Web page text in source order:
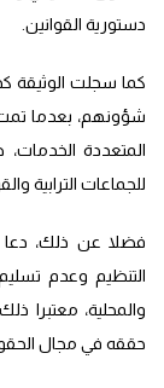
دستورية القوانين.
كما سجلت الوثيقة
شؤونهم، بعدما تمت
المتعددة الخدمات،
للجماعات الترابية
فضلا عن ذلك، دعا
التنظيم وعدم
والمحلية، معتبرا
حققه في مجال